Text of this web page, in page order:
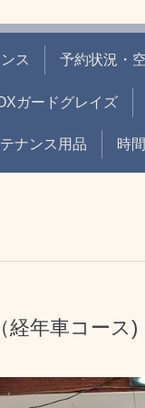
ス 予約状況・
ガードグレイズ
ナンス用品 時
経年車コー